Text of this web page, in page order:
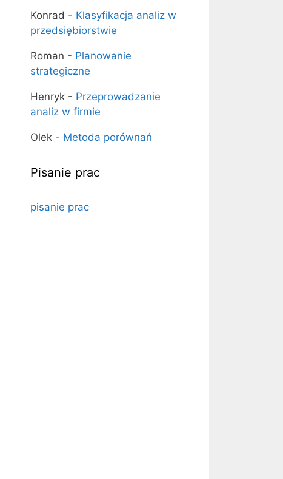
Konrad - Klasyfikacja analiz w
przedsiębiorstwie
Roman - Planowanie
strategiczne
Henryk - Przeprowadzanie
analiz w firmie
Olek - Metoda porównań
Pisanie prac
pisanie prac